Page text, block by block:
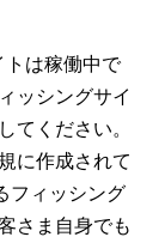
トは稼働中で
ッシングサイ
てください。
に作成されて
フィッシング
さま自身でも